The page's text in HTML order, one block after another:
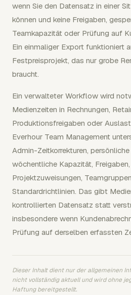
wenn Sie den Datensatz in einer
können und keine Freigaben,
Teamkapazität oder Prüfung auf
Ein einmaliger Export funktioniert
Festpreisprojekt, das nur grobe
braucht.
Ein verwalteter Workflow wird
Medienzeiten in Rechnungen,
Produktionsfreigaben oder
Everhour Team Management
Admin-Zeitkorrekturen,
wöchentliche Kapazität,
Projektzuweisungen,
Standardrichtlinien. Das gibt
kontrollierten Datensatz statt
insbesondere wenn
Prüfung auf derselben erfassten
Dieser Inhalt dient nur der allgemeinen
nicht vollständig aktuell und wird ohne
Haftung bereitgestellt.